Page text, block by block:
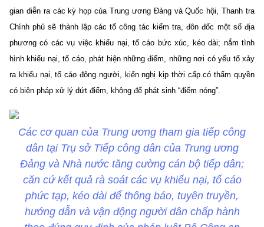
gian diễn ra các kỳ họp của Trung ương Đảng và Quốc hội, Thanh tra
Chính phủ sẽ thành lập các tổ công tác kiểm tra, đôn đốc một số địa
phương có các vụ việc khiếu nại, tố cáo bức xúc, kéo dài; nắm tình
hình khiếu nại, tố cáo, phát hiện những điểm, những nơi có yếu tố xảy
ra khiếu nại, tố cáo đông người, kiến nghị kịp thời cấp có thẩm quyền
có biện pháp xử lý dứt điểm, không để phát sinh “điểm nóng”.
Các cơ quan của Trung ương tham gia tiếp công
dân tại Trụ sở Tiếp công dân của Trung ương
Đảng và Nhà nước tăng cường cán bộ tiếp dân;
căn cứ kết quả rà soát các vụ khiếu nại, tố cáo
phức tạp, kéo dài để thông báo, tuyên truyền,
hướng dẫn và vận động người dân chấp hành